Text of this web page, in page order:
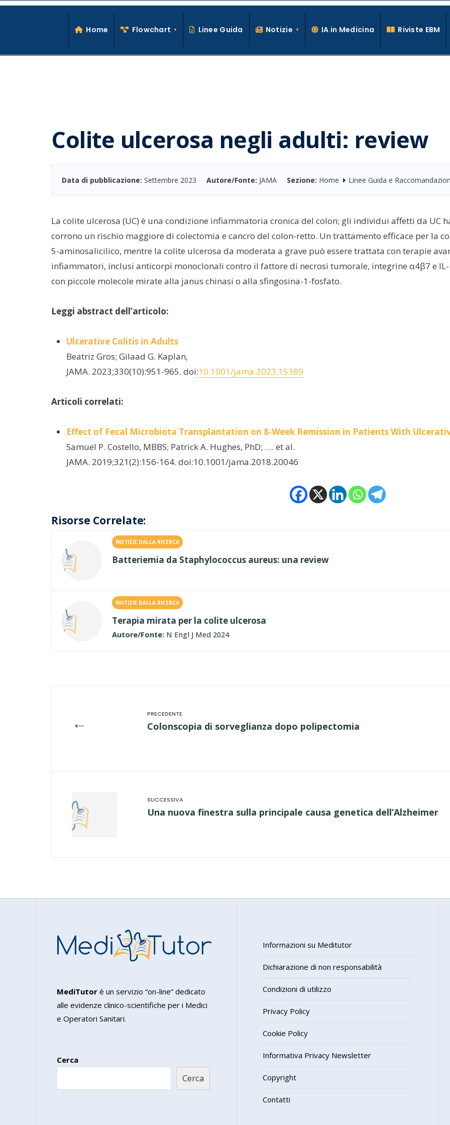
Skip
La conoscenza clinica per la pratica medica quotidiana
Home Flowchart Linee Guida Notizie IA in Medicina Riviste EBM
Colite ulcerosa negli adulti: review
Data di pubblicazione: Settembre 2023 Autore/Fonte: JAMA Sezione: Home Linee Guida e
La colite ulcerosa (UC) è una condizione infiammatoria cronica del colon; gli individui affetti da UC
corrono un rischio maggiore di colectomia e cancro del colon-retto. Un trattamento efficace per la
5-aminosalicilico, mentre la colite ulcerosa da moderata a grave può essere trattata con terapie
infiammatori, inclusi anticorpi monoclonali contro il fattore di necrosi tumorale, integrine α4β7 e
con piccole molecole mirate alla janus chinasi o alla sfingosina-1-fosfato.
Leggi abstract dell’articolo:
Ulcerative Colitis in Adults
Beatriz Gros; Gilaad G. Kaplan,
JAMA. 2023;330(10):951-965. doi:10.1001/jama.2023.15389
Articoli correlati:
Effect of Fecal Microbiota Transplantation on 8-Week Remission in Patients With
Samuel P. Costello, MBBS; Patrick A. Hughes, PhD; …. et al.
JAMA. 2019;321(2):156-164. doi:10.1001/jama.2018.20046
Risorse Correlate:
NOTIZIE DALLA RICERCA
Batteriemia da Staphylococcus aureus: una review
NOTIZIE DALLA RICERCA
Terapia mirata per la colite ulcerosa
Autore/Fonte: N Engl J Med 2024
← Colonscopia di sorveglianza dopo polipectomia
Una nuova finestra sulla principale causa genetica dell’Alzheimer
MediTutor è un servizio “on-line” dedicato
alle evidenze clinico-scientifiche per i Medici
e Operatori Sanitari.
Cerca
Cerca
Informazioni su Meditutor
Dichiarazione di non responsabilità
Condizioni di utilizzo
Privacy Policy
Cookie Policy
Informativa Privacy Newsletter
Copyright
Contatti